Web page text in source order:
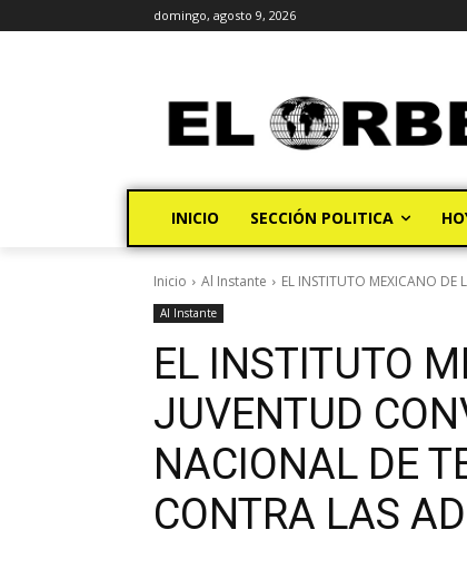
domingo, agosto 9, 2026
INICIO SECCIÓN POLITICA
Inicio Al Instante EL INSTITUTO MEXICANO DE
Al Instante
EL INSTITUTO
JUVENTUD
NACIONAL DE
CONTRA LAS